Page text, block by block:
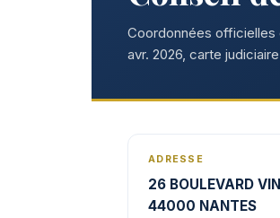
Coordonnées
avr. 2026, carte
ADRESSE
26 BOULEVARD
44000 NANTES